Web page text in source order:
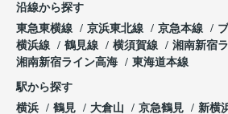
沿線から探す
東急東横線
京浜東北線 京急本線
横浜線
鶴見線 横須賀線
湘南新宿
湘南新宿ライン高海
東海道本線
駅から探す
横浜
鶴見 大倉山 京急鶴見 新横